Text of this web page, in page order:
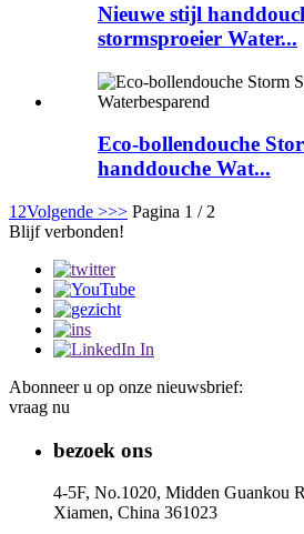
Nieuwe stijl
stormsproeier Water...
Eco-bollendouche
handdouche Wat...
1 2Volgende >>> Pagina 1 / 2
Blijf verbonden!
Abonneer u op onze nieuwsbrief:
vraag nu
bezoek ons
4-5F, No.1020, Midden Guankou
Xiamen, China 361023